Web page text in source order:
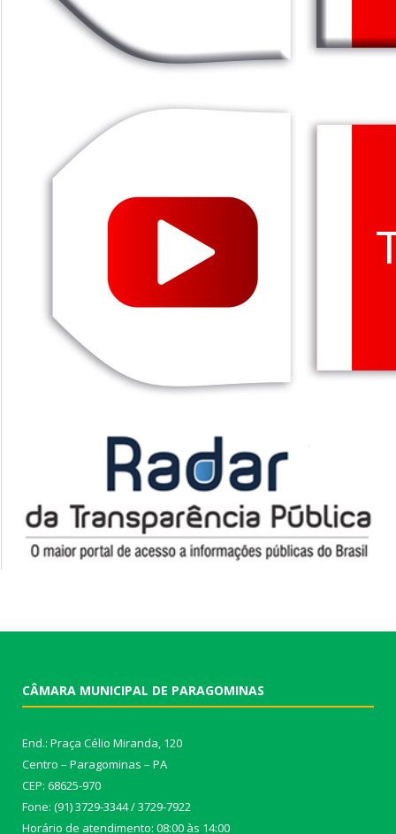
CÂMARA MUNICIPAL DE PARAGOMINAS
End.: Praça Célio Miranda, 120
Centro – Paragominas – PA
CEP: 68625-970
Fone: (91) 3729-3344 / 3729-7922
Horário de atendimento: 08:00 às 14:00